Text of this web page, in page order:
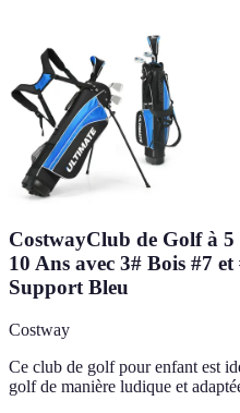
CostwayClub de Golf à
10 Ans avec 3# Bois #7
Support Bleu
Costway
Ce club de golf pour enfant est
golf de manière ludique et